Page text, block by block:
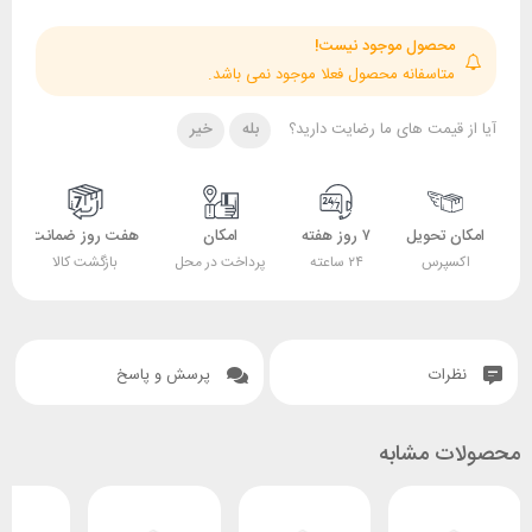
موجود نیست!
محصول فعلا موجود نمی باشد.
های ما رضایت دارید؟ بله خیر
۷ روز هفته
۲۴ ساعته
امکان
پرداخت در محل
هفت روز ضمانت
بازگشت کالا
ضمانت
اصل بودن کالا
پرسش و پاسخ
مشابه